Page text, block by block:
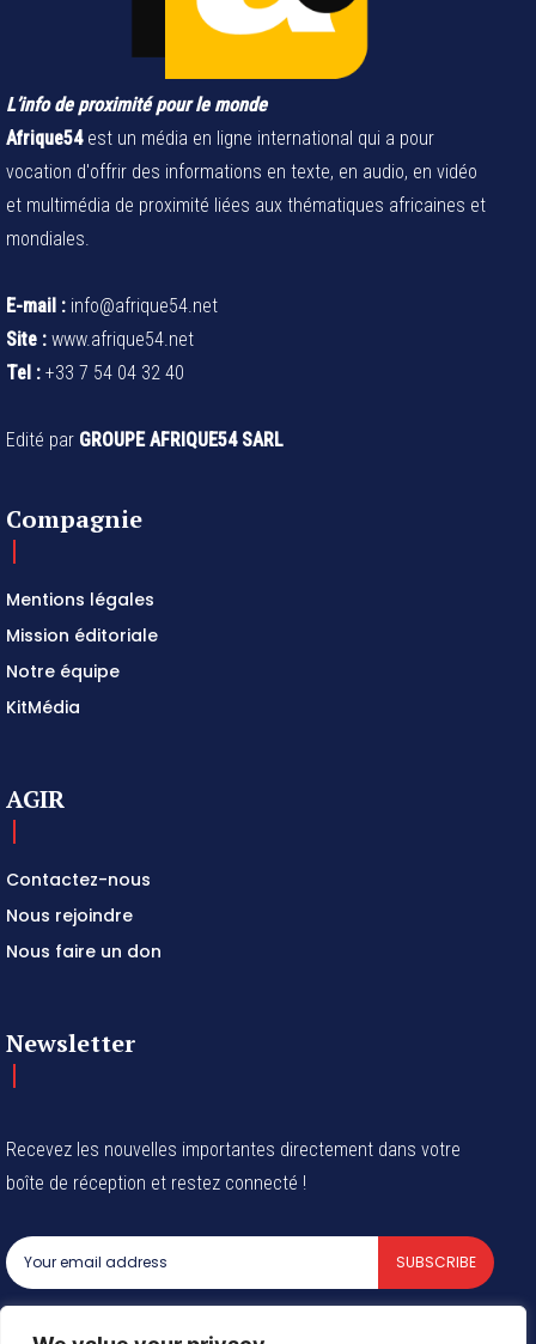
L’info de proximité pour le monde
Afrique54est un média en ligne international qui a pour
vocation d'offrir des informations en texte, en audio, en vidéo
et multimédia de proximité liées aux thématiques africaines et
mondiales.
E-mail : info@afrique54.net
Site : www.afrique54.net
Tel : +33 7 54 04 32 40
Edité par GROUPE AFRIQUE54 SARL
Compagnie
Mentions légales
Mission éditoriale
Notre équipe
KitMédia
AGIR
Contactez-nous
Nous rejoindre
Nous faire un don
Newsletter
Recevez les nouvelles importantes directement dans votre
boîte de réception et restez connecté !
SUBSCRIBE